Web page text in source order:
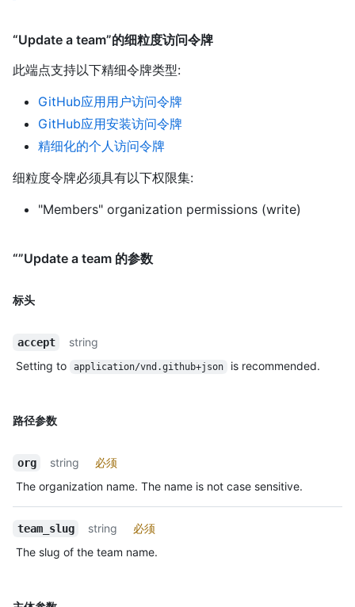
“Update a team”的细粒度访问令牌
此端点支持以下精细令牌类型:
GitHub应用用户访问令牌
GitHub应用安装访问令牌
精细化的个人访问令牌
细粒度令牌必须具有以下权限集:
"Members" organization permissions (write)
“”Update a team 的参数
标头
accept
string
Setting to
application/vnd.github+json is recommended.
路径参数
org string
必须
The organization name. The name is not case sensitive.
team_slug string
必须
The slug of the team name.